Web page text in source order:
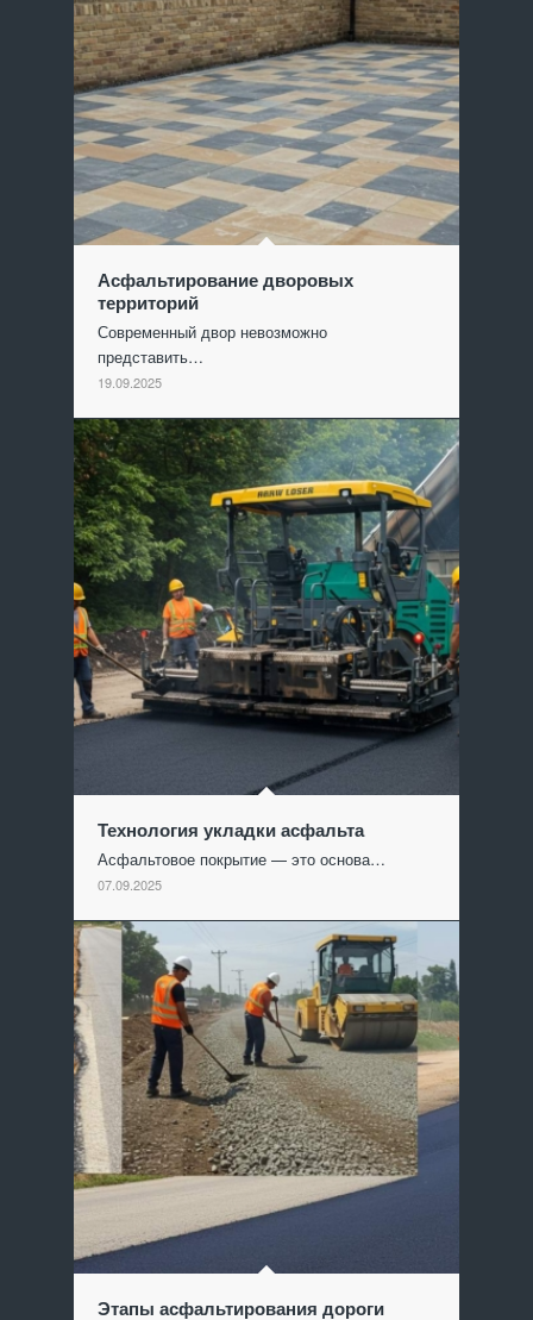
Асфальтирование дворовых
территорий
Современный двор невозможно
представить…
19.09.2025
Технология укладки асфальта
Асфальтовое покрытие — это основа…
07.09.2025
Этапы асфальтирования дороги